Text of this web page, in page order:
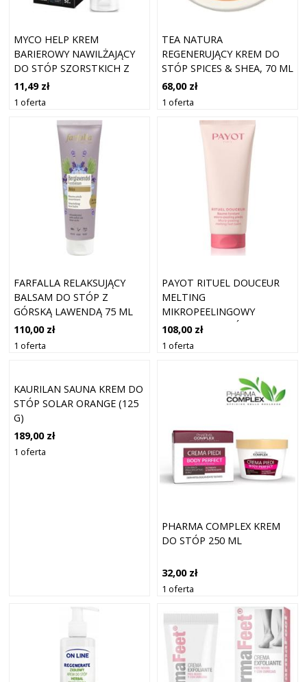
MYCO HELP KREM
BARIEROWY NAWILŻAJĄCY
DO STÓP SZORSTKICH Z
15% MOCZNIK 50ML
11,49 zł
1 oferta
TEA NATURA
REGENERUJĄCY KREM DO
STÓP SPICES & SHEA, 70 ML
68,00 zł
1 oferta
FARFALLA RELAKSUJĄCY
BALSAM DO STÓP Z
GÓRSKĄ LAWENDĄ 75 ML
110,00 zł
1 oferta
PAYOT RITUEL DOUCEUR
MELTING
MIKROPEELINGOWY
BALSAM DO STÓP 100 ML
108,00 zł
1 oferta
KAURILAN SAUNA KREM DO
STÓP SOLAR ORANGE (125
G)
189,00 zł
1 oferta
PHARMA COMPLEX KREM
DO STÓP 250 ML
32,00 zł
1 oferta